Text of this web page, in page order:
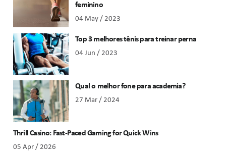
feminino
04 May / 2023
Top 3 melhores tênis para treinar perna
04 Jun / 2023
Qual o melhor fone para academia?
27 Mar / 2024
Thrill Casino: Fast‑Paced Gaming for Quick Wins
05 Apr / 2026